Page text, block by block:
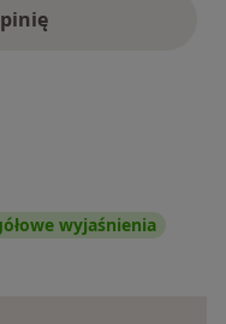
wyjaśnienia